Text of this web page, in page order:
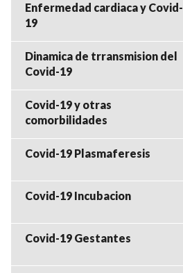
Enfermedad cardiaca y Covid-
19
Dinamica de trransmision del
Covid-19
Covid-19 y otras
comorbilidades
Covid-19 Plasmaferesis
Covid-19 Incubacion
Covid-19 Gestantes